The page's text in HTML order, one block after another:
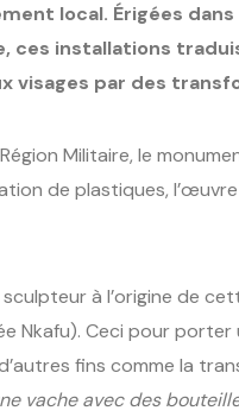
local. Érigées
ces installations
visages par des
Militaire, le
de plastiques,
à l’origine de
Nkafu). Ceci pour
fins comme la
vache avec des